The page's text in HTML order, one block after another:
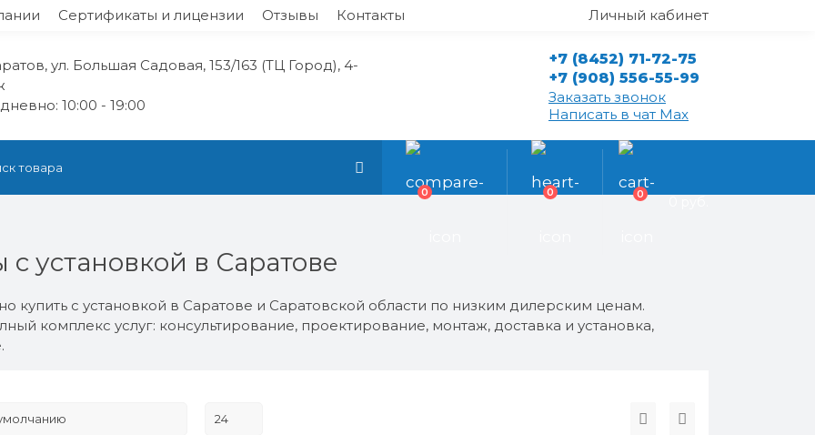
Сертификаты и лицензии Отзывы Контакты Личный кабинет
ул. Большая Садовая, 153/163 (ТЦ Город), 4-
10:00 - 19:00
+7 (8452) 71-72-75
+7 (908) 556-55-99
Заказать звонок
Написать в чат Max
0 0 0
установкой в Саратове
купить с установкой в Саратове и Саратовской области по низким дилерским ценам.
комплекс услуг: консультирование, проектирование, монтаж, доставка и установка,